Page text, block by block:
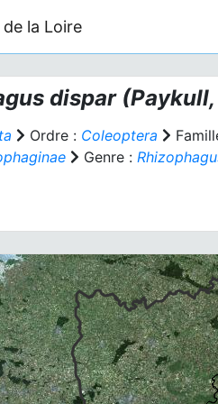
la Loire
dispar
Ordre : Coleoptera
Genre :